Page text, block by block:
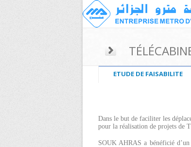
ETUDE DE FAISABILITE
Dans le but de faciliter les
pour la réalisation de projets de
SOUK AHRASa bénéficié